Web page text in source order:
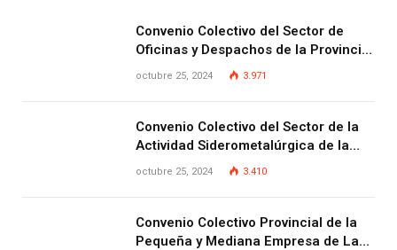
Convenio Colectivo del Sector de
Oficinas y Despachos de la Provincia
de Las Palmas
octubre 25, 2024 3.971
Convenio Colectivo del Sector de la
Actividad Siderometalúrgica de la
Provincia de Las Palmas
octubre 25, 2024 3.410
Convenio Colectivo Provincial de la
Pequeña y Mediana Empresa de Las